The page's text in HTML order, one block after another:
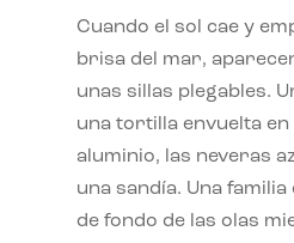
Cuando el sol cae y
brisa del mar,
unas sillas plegables.
una tortilla envuelta en
aluminio, las neveras
una sandía. Una
de fondo de las olas